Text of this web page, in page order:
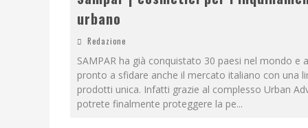
urbano
Redazione
SAMPAR ha già conquistato 30 paesi nel mondo e
pronto a sfidare anche il mercato italiano con una
prodotti unica. Infatti grazie al complesso Urban
potrete finalmente proteggere la pe...